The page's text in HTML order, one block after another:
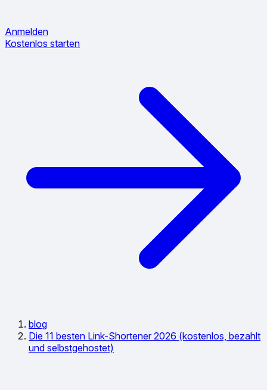
Anmelden
Kostenlos starten
blog
Die 11 besten Link-Shortener 2026 (kostenlos, bezahlt
und selbstgehostet)